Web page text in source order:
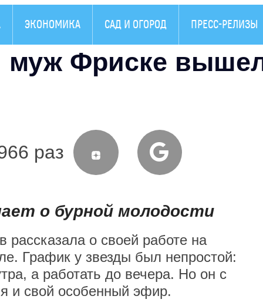
ЭКОНОМИКА САД И ОГОРОД ПРЕСС-РЕЛИЗЫ
муж Фриске
раз
о бурной молодости
о своей работе на
График у звезды был непростой:
а работать до вечера. Но он с
и свой особенный эфир.